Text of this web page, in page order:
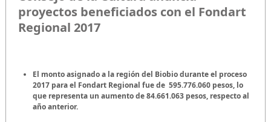
proyectos beneficiados con el Fondart
Regional 2017
El monto asignado a la región del Biobio durante el proceso
2017 para el Fondart Regional fue de 595.776.060 pesos, lo
que representa un aumento de 84.661.063 pesos, respecto al
año anterior.